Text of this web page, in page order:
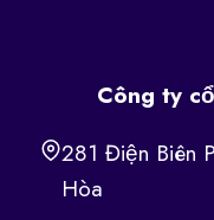
Công ty
281 Điện Biên
Hòa